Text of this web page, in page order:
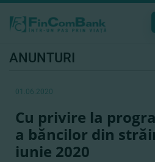
ANUNTURI
01.06.2020
Cu privire la
a băncilor din
iunie 2020